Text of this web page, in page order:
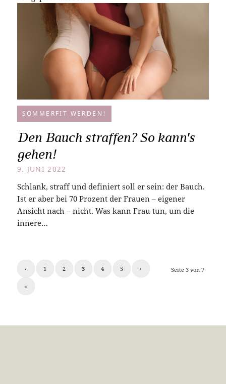
SOMMERFIT WERDEN!
Den Bauch straffen? So kann's
gehen!
9. JUNI 2022
Schlank, straff und definiert soll er sein: der Bauch.
Ist er aber bei 70 Prozent der Frauen – eigener
Ansicht nach – nicht. Was kann Frau tun, um die
innere…
Seite 3 von 7
‹ 1 2 3 4 5 ›
»